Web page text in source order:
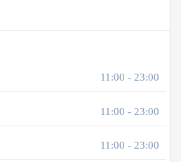
11:00 - 23:00
11:00 - 23:00
11:00 - 23:00